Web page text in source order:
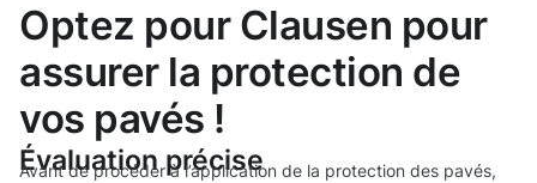
Optez pour Clausen pour
assurer la protection de
vos pavés !
Évaluation précise
Avant de procéder à l’application de la protection des pavés,